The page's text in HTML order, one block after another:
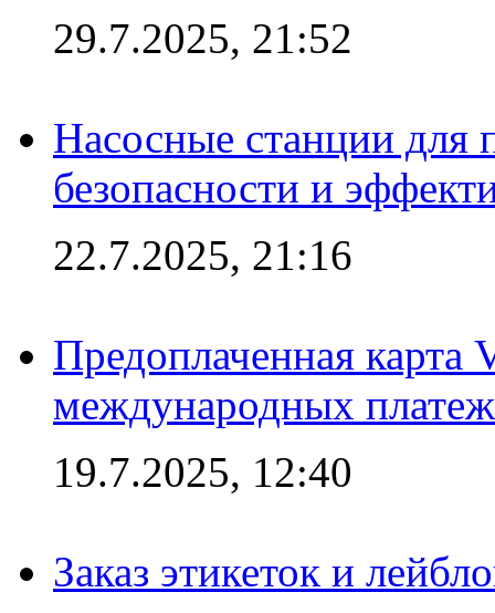
29.7.2025, 21:52
Насосные станции для
безопасности и
22.7.2025, 21:16
Предоплаченная карта
международных
19.7.2025, 12:40
Заказ этикеток и